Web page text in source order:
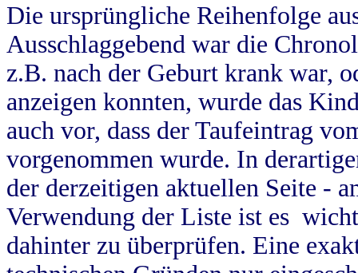
Die ursprüngliche Reihenfolge
Ausschlaggebend war die
z.B. nach der Geburt krank war,
anzeigen konnten, wurde das
auch vor, dass der Taufeintrag
vorgenommen wurde. In
der derzeitigen aktuellen Seite -
Verwendung der Liste ist es
dahinter zu überprüfen. Eine